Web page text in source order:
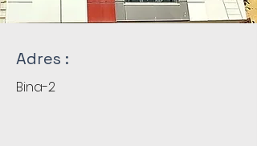
Adres :
Bina-2